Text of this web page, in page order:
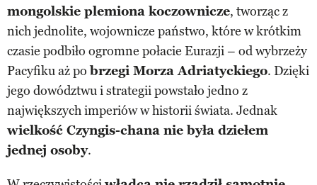
mongolskie plemiona koczownicze, tworząc z
nich jednolite, wojownicze państwo, które w krótkim
czasie podbiło ogromne połacie Eurazji – od wybrzeży
Pacyfiku aż pobrzegi Morza Adriatyckiego. Dzięki
jego dowództwu i strategii powstało jedno z
największych imperiów w historii świata. Jednak
wielkość Czyngis-chana nie była dziełem
jednej osoby.